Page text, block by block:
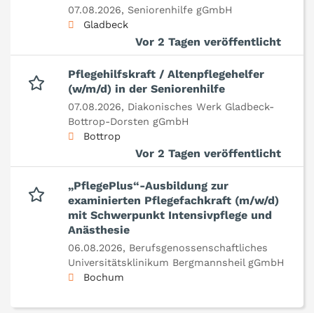
07.08.2026, Seniorenhilfe gGmbH
Gladbeck
Vor 2 Tagen veröffentlicht
Pflegehilfskraft / Altenpflegehelfer
(w/m/d) in der Seniorenhilfe
07.08.2026, Diakonisches Werk Gladbeck-
Bottrop-Dorsten gGmbH
Bottrop
Vor 2 Tagen veröffentlicht
„PflegePlus“-Ausbildung zur
examinierten Pflegefachkraft (m/w/d)
mit Schwerpunkt Intensivpflege und
Anästhesie
06.08.2026, Berufsgenossenschaftliches
Universitätsklinikum Bergmannsheil gGmbH
Bochum